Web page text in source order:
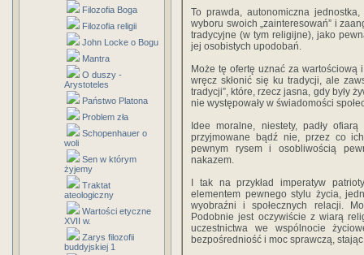
Filozofia Boga
Filozofia religii
John Locke o Bogu
Mantra
O duszy -
Arystoteles
Państwo Platona
Problem zła
Schopenhauer o
woli
Sen w którym
żyjemy
Traktat
ateologiczny
Wartości etyczne
XVII w.
Zarys filozofii
buddyjskiej 1
To prawda, autonomiczna
wyboru swoich „zainteresowań” i
tradycyjne (w tym religijne), jako
jej osobistych upodobań.
Może tę ofertę uznać za
wręcz skłonić się ku tradycji, ale
tradycji”, które, rzecz jasna, gdy były
nie występowały w świadomości
Idee moralne, niestety, padły
przyjmowane bądź nie, przez co
pewnym rysem i osobliwością
nakazem.
I tak na przykład imperatyw
elementem pewnego stylu życia,
wyobraźni i społecznych relacji.
Podobnie jest oczywiście z wiarą
uczestnictwa we wspólnocie
bezpośredniość i moc sprawczą,